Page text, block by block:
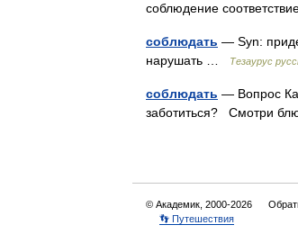
соблюдение
соблюдать — Syn:
нарушать …
Тезаурус
соблюдать — Вопрос
заботиться? Смотри
© Академик, 2000-2026
👣 Путешествия